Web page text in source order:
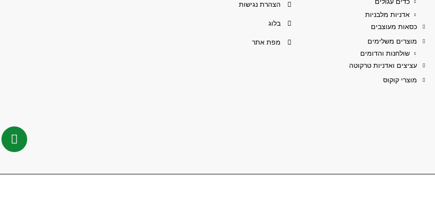
אדניות מלבניות
כסאות מעוצבים
מוצרים משלימים
שולחנות והדומים
עציצים ואדניות טרקוטה
מוצרי קוקוס
הצהרת נגישות
בלוג
מפת אתר